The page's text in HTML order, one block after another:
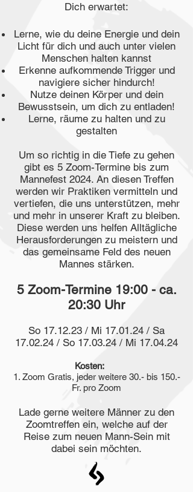
Dich erwartet:
Lerne, wie du deine Energie und dein
Licht für dich und auch unter vielen
Menschen halten kannst
Erkenne aufkommende Trigger und
navigiere sicher hindurch!
Nutze deinen Körper und dein
Bewusstsein, um dich zu entladen!
Lerne, räume zu halten und zu
gestalten
Um so richtig in die Tiefe zu gehen
gibt es 5 Zoom-Termine bis zum
Mannefest 2024. An diesen Treffen
werden wir Praktiken vermitteln und
vertiefen, die uns unterstützen, mehr
und mehr in unserer Kraft zu bleiben.
Diese werden uns helfen Alltägliche
Herausforderungen zu meistern und
das gemeinsame Feld des neuen
Mannes stärken.
5 Zoom-Termine 19:00 - ca.
20:30 Uhr
So 17.12.23 / Mi 17.01.24 / Sa
17.02.24 / So 17.03.24 / Mi 17.04.24
Kosten:
1. Zoom Gratis, jeder weitere 30.- bis 150.-
Fr. pro Zoom
Lade gerne weitere Männer zu den
Zoomtreffen ein, welche auf der
Reise zum neuen Mann-Sein mit
dabei sein möchten.